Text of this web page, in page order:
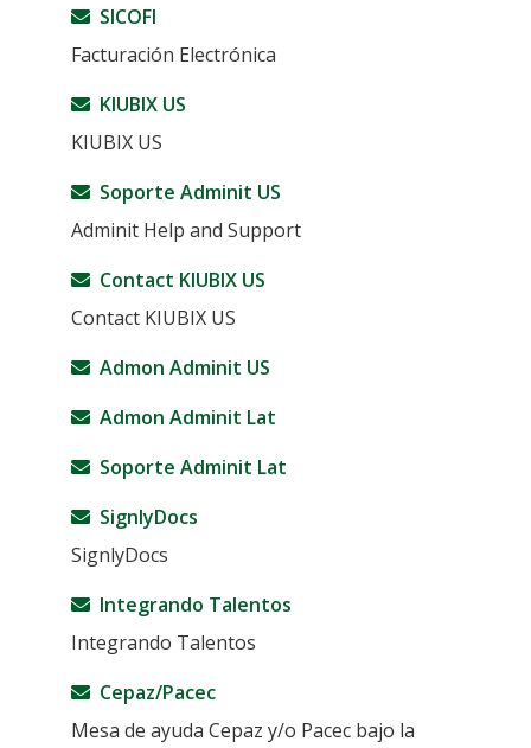
SICOFI
Facturación Electrónica
KIUBIX US
KIUBIX US
Soporte Adminit US
Adminit Help and Support
Contact KIUBIX US
Contact KIUBIX US
Admon Adminit US
Admon Adminit Lat
Soporte Adminit Lat
SignlyDocs
SignlyDocs
Integrando Talentos
Integrando Talentos
Cepaz/Pacec
Mesa de ayuda Cepaz y/o Pacec bajo la